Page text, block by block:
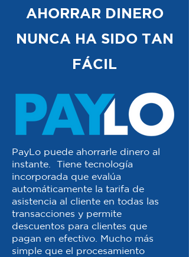
AHORRAR DINERO
NUNCA HA SIDO TAN
FÁCIL
PayLo puede ahorrarle dinero al
instante. Tiene tecnología
incorporada que evalúa
automáticamente la tarifa de
asistencia al cliente en todas las
transacciones y permite
descuentos para clientes que
pagan en efectivo. Mucho más
simple que el procesamiento